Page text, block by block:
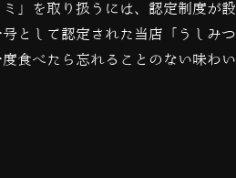
」を取り扱うには、 認定制度が
として認定された当店「うしみ
食べたら忘れることのない味わ